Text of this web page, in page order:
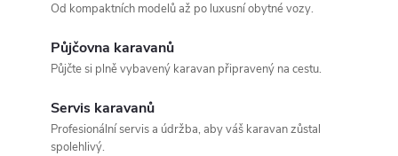
Od kompaktních modelů až po luxusní obytné vozy.
Půjčovna karavanů
Půjčte si plně vybavený karavan připravený na cestu.
Servis karavanů
Profesionální servis a údržba, aby váš karavan zůstal
spolehlivý.